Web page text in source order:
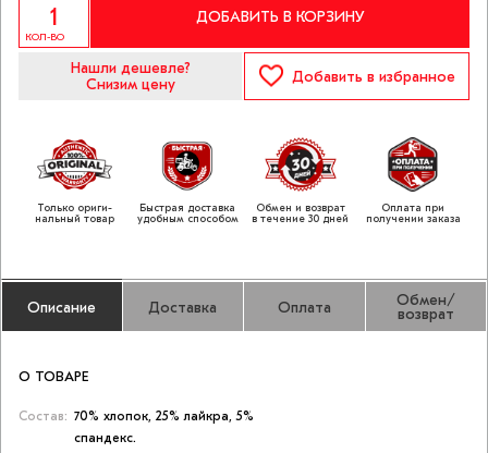
КОЛ-ВО
ДОБАВИТЬ В КОРЗИНУ
Нашли дешевле?
Снизим цену
Добавить в избранное
Только ориги­
нальный товар
Быстрая доставка
удобным способом
Обмен и возврат
в течение 30 дней
Оплата при
получении заказа
Описание Доставка Оплата Обмен/
возврат
О ТОВАРЕ
Состав: 70% хлопок, 25% лайкра, 5%
спандекс.